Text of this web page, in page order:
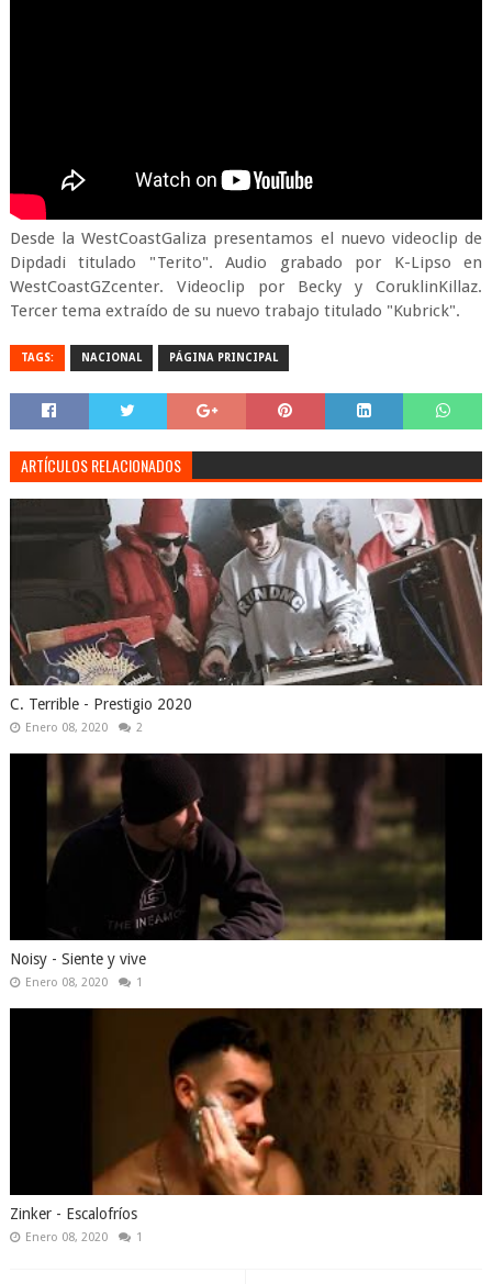
Desde la WestCoastGaliza presentamos el nuevo videoclip de
Dipdadi titulado "Terito". Audio grabado por K-Lipso en
WestCoastGZcenter. Videoclip por Becky y CoruklinKillaz.
Tercer tema extraído de su nuevo trabajo titulado "Kubrick".
TAGS: NACIONAL PÁGINA PRINCIPAL
ARTÍCULOS RELACIONADOS
C. Terrible - Prestigio 2020
Enero 08, 2020 2
Noisy - Siente y vive
Enero 08, 2020 1
Zinker - Escalofríos
Enero 08, 2020 1